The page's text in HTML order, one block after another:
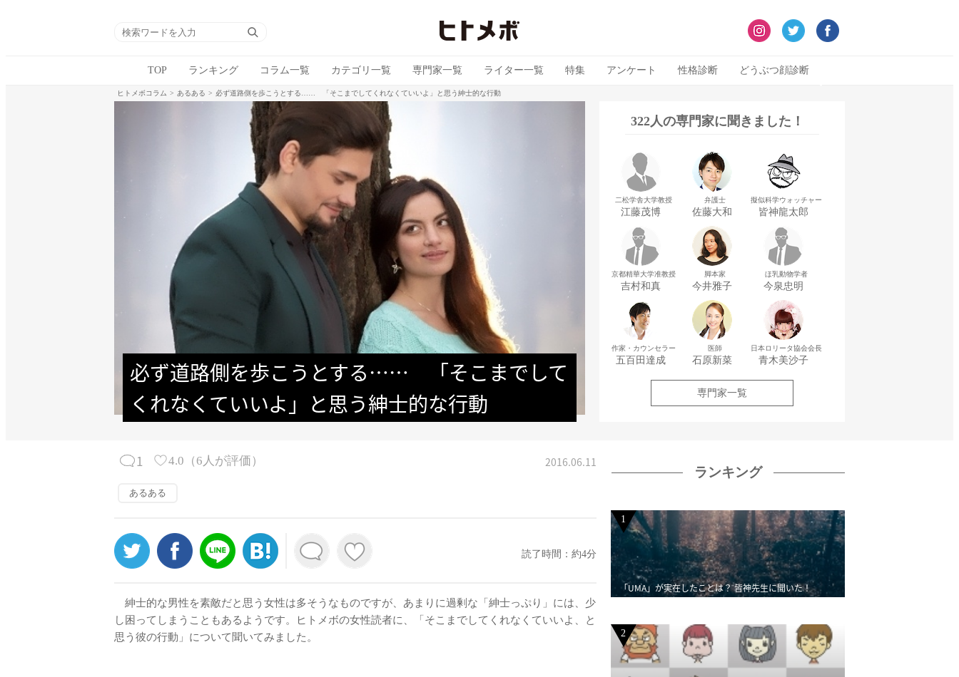
TOP ランキング コラム一覧 カテゴリ一覧 専門家一覧 ライター一覧 特集 アンケート 性格診断 どうぶつ顔診断
ヒトメボコラム あるある 必ず道路側を歩こうとする…… 「そこまでしてくれなくていいよ」と思う紳士的な行動
必ず道路側を歩こうとする……　「そこまでして
くれなくていいよ」と思う紳士的な行動
322人の専門家に聞きました！
二松学舎大学教授
江藤茂博
弁護士
佐藤大和
擬似科学ウォッチャー
皆神龍太郎
京都精華大学准教授
吉村和真
脚本家
今井雅子
ほ乳動物学者
今泉忠明
作家・カウンセラー
五百田達成
医師
石原新菜
日本ロリータ協会会長
青木美沙子
専門家一覧
1 4.0 （ 6 人が評価） 2016.06.11
あるある
読了時間：約4分
紳士的な男性を素敵だと思う女性は多そうなものですが、あまりに過剰な「紳士っぷり」には、少
し困ってしまうこともあるようです。ヒトメボの女性読者に、「そこまでしてくれなくていいよ、と
思う彼の行動」について聞いてみました。
ランキング
1
「UMA」が実在したことは？ 皆神先生に聞いた！
2